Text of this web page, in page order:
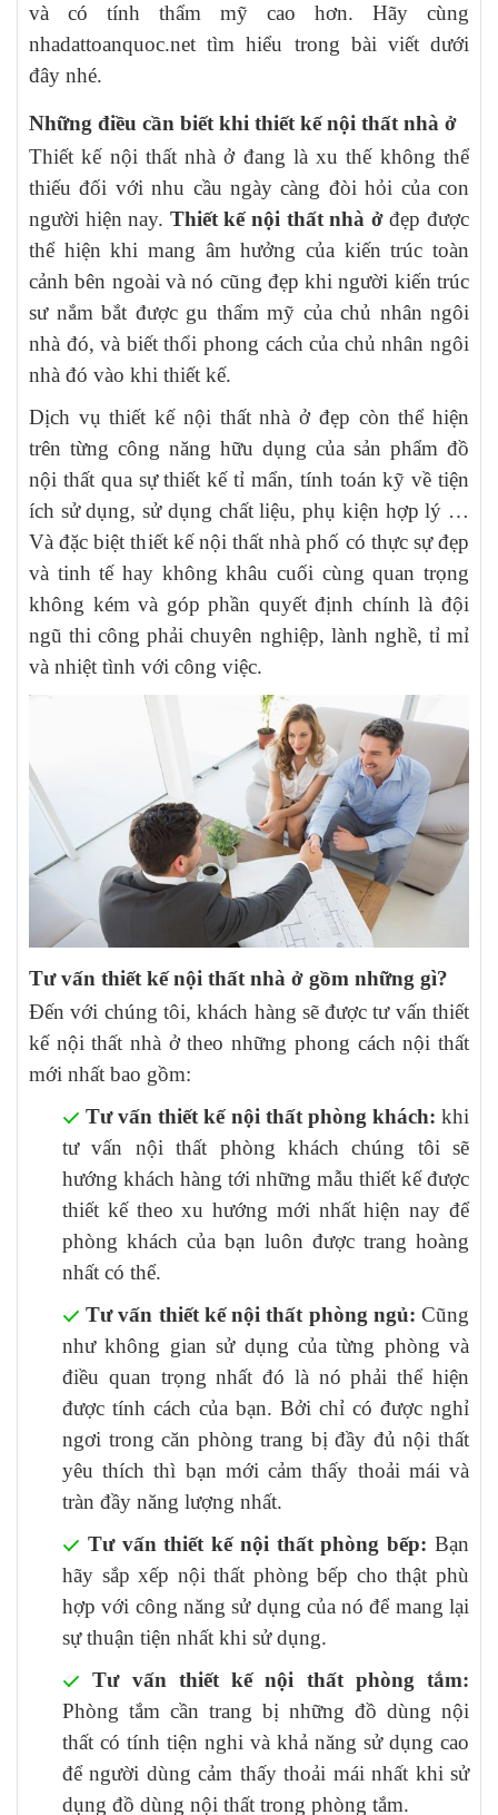
và có tính thẩm mỹ cao hơn. Hãy cùng
nhadattoanquoc.net tìm hiểu trong bài viết dưới
đây nhé.
Những điều cần biết khi thiết kế nội thất nhà ở
Thiết kế nội thất nhà ở đang là xu thế không thể
thiếu đối với nhu cầu ngày càng đòi hỏi của con
người hiện nay. Thiết kế nội thất nhà ởđẹp được
thể hiện khi mang âm hưởng của kiến trúc toàn
cảnh bên ngoài và nó cũng đẹp khi người kiến trúc
sư nắm bắt được gu thẩm mỹ của chủ nhân ngôi
nhà đó, và biết thổi phong cách của chủ nhân ngôi
nhà đó vào khi thiết kế.
Dịch vụ thiết kế nội thất nhà ở đẹp còn thể hiện
trên từng công năng hữu dụng của sản phẩm đồ
nội thất qua sự thiết kế tỉ mẩn, tính toán kỹ về tiện
ích sử dụng, sử dụng chất liệu, phụ kiện hợp lý …
Và đặc biệt thiết kế nội thất nhà phố có thực sự đẹp
và tinh tế hay không khâu cuối cùng quan trọng
không kém và góp phần quyết định chính là đội
ngũ thi công phải chuyên nghiệp, lành nghề, tỉ mỉ
và nhiệt tình với công việc.
Tư vấn thiết kế nội thất nhà ở gồm những gì?
Đến với chúng tôi, khách hàng sẽ được tư vấn thiết
kế nội thất nhà ở theo những phong cách nội thất
mới nhất bao gồm:
Tư vấn thiết kế nội thất phòng khách: khi
tư vấn nội thất phòng khách chúng tôi sẽ
hướng khách hàng tới những mẫu thiết kế được
thiết kế theo xu hướng mới nhất hiện nay để
phòng khách của bạn luôn được trang hoàng
nhất có thể.
Tư vấn thiết kế nội thất phòng ngủ: Cũng
như không gian sử dụng của từng phòng và
điều quan trọng nhất đó là nó phải thể hiện
được tính cách của bạn. Bởi chỉ có được nghỉ
ngơi trong căn phòng trang bị đầy đủ nội thất
yêu thích thì bạn mới cảm thấy thoải mái và
tràn đầy năng lượng nhất.
Tư vấn thiết kế nội thất phòng bếp: Bạn
hãy sắp xếp nội thất phòng bếp cho thật phù
hợp với công năng sử dụng của nó để mang lại
sự thuận tiện nhất khi sử dụng.
Tư vấn thiết kế nội thất phòng tắm:
Phòng tắm cần trang bị những đồ dùng nội
thất có tính tiện nghi và khả năng sử dụng cao
để người dùng cảm thấy thoải mái nhất khi sử
dụng đồ dùng nội thất trong phòng tắm.